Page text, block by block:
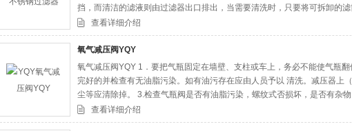
挡，而清洁的滤液则由过滤器出口排出，当需要清洗时，只要将可拆卸的
此，使用维护极为方便。
查看详细介绍
氧气减压阀YQY
氧气减压阀YQY 1．要把气瓶固定在墙壁、支柱或车上，务必不能使气瓶
完好的并检查有无油脂污染。如有油污存在应由人员予以 清洗。减压器上
尘等应清除掉。 3.检查气瓶阀是否有油脂污染，螺纹式否损坏，是否有杂
坏就不应该再使用该气瓶并将这些情况通知供气单位。清除气瓶阀（特别是
查看详细介绍